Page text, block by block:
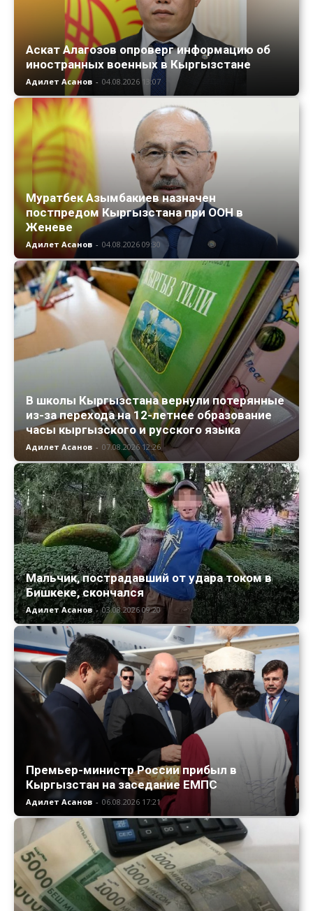
Аскат Алагозов опроверг информацию об
иностранных военных в Кыргызстане
Адилет Асанов - 04.08.2026 13:07
Муратбек Азымбакиев назначен
постпредом Кыргызстана при ООН в
Женеве
Адилет Асанов - 04.08.2026 09:30
В школы Кыргызстана вернули потерянные
из-за перехода на 12-летнее образование
часы кыргызского и русского языка
Адилет Асанов - 07.08.2026 12:26
Мальчик, пострадавший от удара током в
Бишкеке, скончался
Адилет Асанов - 03.08.2026 09:20
Премьер-министр России прибыл в
Кыргызстан на заседание ЕМПС
Адилет Асанов - 06.08.2026 17:21